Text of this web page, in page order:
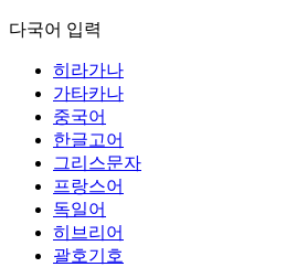
다국어 입력
히라가나
가타카나
중국어
한글고어
그리스문자
프랑스어
독일어
히브리어
괄호기호